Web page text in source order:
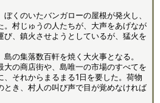
くのいたバンガローの屋根が発火し、
。村じゅうの人たちが、大声をあげなが
び、鎮火させようとしているが、猛火を
の集落数百軒を焼く大火事となる。
大の商店街や、島唯一の市場のすべてを
それからまるまる1日を要した。荷物
とき、村人の叫び声で目が覚めなければ